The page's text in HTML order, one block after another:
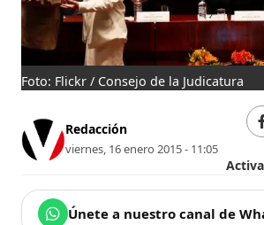
Foto: Flickr / Consejo de la Judicatura
Redacción
viernes, 16 enero 2015 - 11:05
Únete a nuestro canal de